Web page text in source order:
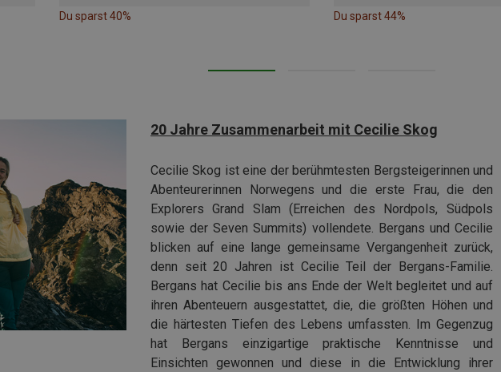
Du sparst 40% Du sparst 44%
20 Jahre Zusammenarbeit mit Cecilie Skog
Cecilie Skog ist eine der berühmtesten Bergsteigerinnen und
Abenteurerinnen Norwegens und die erste Frau, die den
Explorers Grand Slam (Erreichen des Nordpols, Südpols
sowie der Seven Summits) vollendete. Bergans und Cecilie
blicken auf eine lange gemeinsame Vergangenheit zurück,
denn seit 20 Jahren ist Cecilie Teil der Bergans-Familie.
Bergans hat Cecilie bis ans Ende der Welt begleitet und auf
ihren Abenteuern ausgestattet, die, die größten Höhen und
die härtesten Tiefen des Lebens umfassten. Im Gegenzug
hat Bergans einzigartige praktische Kenntnisse und
Einsichten gewonnen und diese in die Entwicklung ihrer